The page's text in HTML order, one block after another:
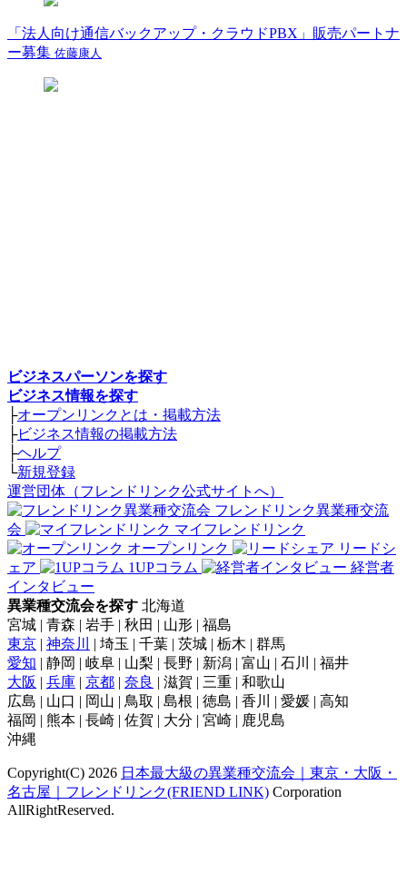
「法人向け通信バックアップ・クラウドPBX」販売パートナ
ー募集 佐藤康人
ビジネスパーソンを探す
ビジネス情報を探す
├オープンリンクとは・掲載方法
├ビジネス情報の掲載方法
├ヘルプ
└新規登録
運営団体（フレンドリンク公式サイトへ）
フレンドリンク異業種交流
会
マイフレンドリンク
オープンリンク
リードシ
ェア
1UPコラム
経営者
インタビュー
異業種交流会を探す 北海道
宮城 | 青森 | 岩手 | 秋田 | 山形 | 福島
東京 | 神奈川
| 埼玉 | 千葉 | 茨城 | 栃木 | 群馬
愛知 | 静岡 | 岐阜 | 山梨 | 長野 | 新潟 | 富山 | 石川 | 福井
大阪 | 兵庫 | 京都 | 奈良 | 滋賀 | 三重 | 和歌山
広島 | 山口 | 岡山 | 鳥取 | 島根 | 徳島 | 香川 | 愛媛 | 高知
福岡 | 熊本 | 長崎 | 佐賀 | 大分 | 宮崎 | 鹿児島
沖縄
Copyright(C) 2026 日本最大級の異業種交流会｜東京・大阪・
名古屋｜フレンドリンク(FRIEND LINK) Corporation
AllRightReserved.